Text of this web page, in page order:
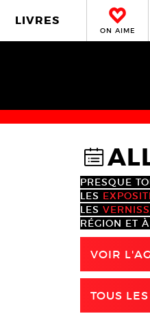
LIVRES
ON AIME
@
PRESQUE
LES
LES
RÉGION ET
VOIR
TOUS